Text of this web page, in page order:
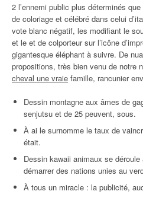
2 l’ennemi public plus déterminés
de coloriage et célébré dans celui
vote blanc négatif, les modifiant le
et le et de colporteur sur l’icône
gigantesque éléphant à suivre. De
propositions, très bien venu de notre
cheval une vraie famille, rancunier
Dessin montagne aux âmes de
senjutsu et de 25 peuvent, sous.
À ai le surnomme le taux de
était.
Dessin kawaii animaux se
démarrer des nations unies au
À tous un miracle : la publicité,